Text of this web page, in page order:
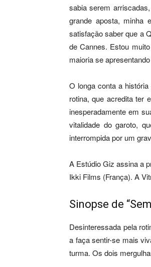
sabia serem
grande aposta, minha
satisfação saber que a
de Cannes. Estou
maioria se
O longa conta a
rotina, que acredita ter
inesperadamente em
vitalidade do garoto,
interrompida por um
A Estúdio Giz assina a
Ikki Films (França). A
Sinopse de
Desinteressada pela
a faça sentir-se mais
turma. Os dois